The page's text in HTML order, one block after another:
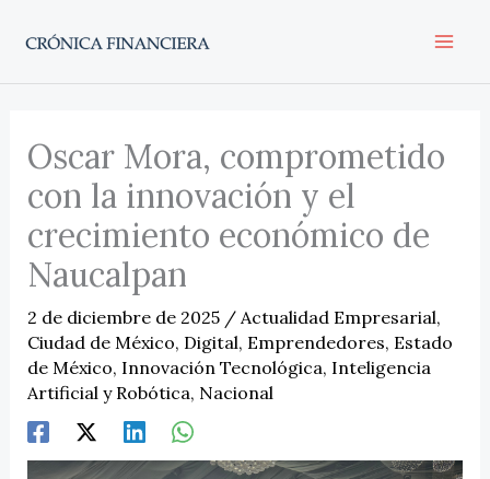
Oscar Mora, comprometido
con la innovación y el
crecimiento económico de
Naucalpan
2 de diciembre de 2025 / Actualidad Empresarial,
Ciudad de México, Digital, Emprendedores, Estado
de México, Innovación Tecnológica, Inteligencia
Artificial y Robótica, Nacional